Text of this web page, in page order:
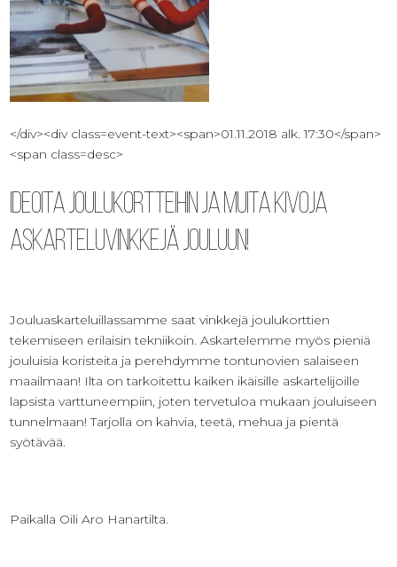
</div><div class=event-text><span>01.11.2018 alk. 17:30</span>
<span class=desc>
Ideoita joulukortteihin ja muita kivoja
askarteluvinkkejä jouluun!
Jouluaskarteluillassamme saat vinkkejä joulukorttien
tekemiseen erilaisin tekniikoin. Askartelemme myös pieniä
jouluisia koristeita ja perehdymme tontunovien salaiseen
maailmaan! Ilta on tarkoitettu kaiken ikäisille askartelijoille
lapsista varttuneempiin, joten tervetuloa mukaan jouluiseen
tunnelmaan! Tarjolla on kahvia, teetä, mehua ja pientä
syötävää.
Paikalla Oili Aro Hanartilta.